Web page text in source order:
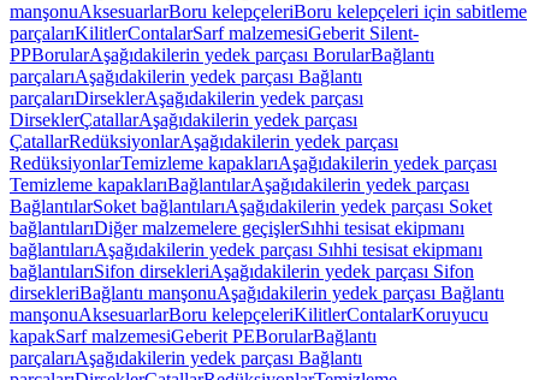
manşonuAksesuarlarBoru kelepçeleriBoru kelepçeleri için sabitleme
parçalarıKilitlerContalarSarf malzemesiGeberit Silent-
PPBorularAşağıdakilerin yedek parçası BorularBağlantı
parçalarıAşağıdakilerin yedek parçası Bağlantı
parçalarıDirseklerAşağıdakilerin yedek parçası
DirseklerÇatallarAşağıdakilerin yedek parçası
ÇatallarRedüksiyonlarAşağıdakilerin yedek parçası
RedüksiyonlarTemizleme kapaklarıAşağıdakilerin yedek parçası
Temizleme kapaklarıBağlantılarAşağıdakilerin yedek parçası
BağlantılarSoket bağlantılarıAşağıdakilerin yedek parçası Soket
bağlantılarıDiğer malzemelere geçişlerSıhhi tesisat ekipmanı
bağlantılarıAşağıdakilerin yedek parçası Sıhhi tesisat ekipmanı
bağlantılarıSifon dirsekleriAşağıdakilerin yedek parçası Sifon
dirsekleriBağlantı manşonuAşağıdakilerin yedek parçası Bağlantı
manşonuAksesuarlarBoru kelepçeleriKilitlerContalarKoruyucu
kapakSarf malzemesiGeberit PEBorularBağlantı
parçalarıAşağıdakilerin yedek parçası Bağlantı